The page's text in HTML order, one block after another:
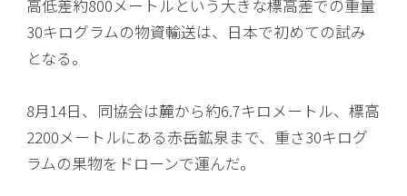
高低差約800メートルという大きな標高差での重量
30キログラムの物資輸送は、日本で初めての試み
となる。
8月14日、同協会は麓から約6.7キロメートル、標高
2200メートルにある赤岳鉱泉まで、重さ30キログ
ラムの果物をドローンで運んだ。